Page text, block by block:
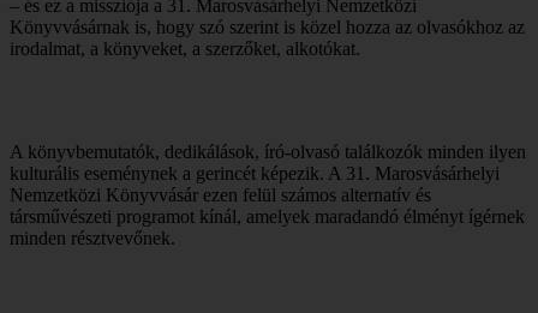
– és ez a missziója a 31. Marosvásárhelyi Nemzetközi
Könyvvásárnak is, hogy szó szerint is közel hozza az olvasókhoz az
irodalmat, a könyveket, a szerzőket, alkotókat.
A könyvbemutatók, dedikálások, író-olvasó találkozók minden ilyen
kulturális eseménynek a gerincét képezik. A 31. Marosvásárhelyi
Nemzetközi Könyvvásár ezen felül számos alternatív és
társművészeti programot kínál, amelyek maradandó élményt ígérnek
minden résztvevőnek.